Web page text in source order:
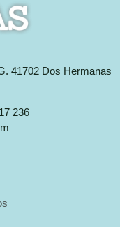
41702 Dos Hermanas
236